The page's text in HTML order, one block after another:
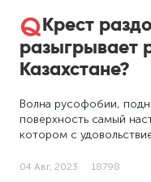
Крест
разыгрывает
Казахстане?
Волна русофобии,
поверхность самый
котором с
04 Авг, 2023 18798